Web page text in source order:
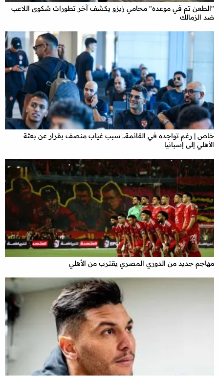
"الطعن تم في موعده" محامي زيزو يكشف آخر تطورات شكوى اللاعب
ضد الزمالك
خاص | رغم تواجده في القائمة.. سبب غياب منصف بقرار عن بعثة
الأهلي إلى إسبانيا
مهاجم جديد من الدوري المصري يقترب من الأهلي